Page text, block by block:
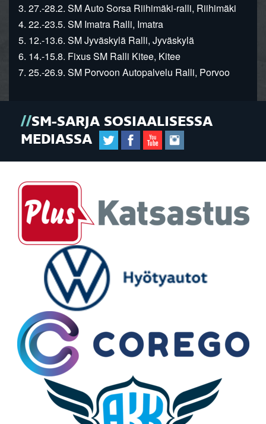
3. 27.-28.2. SM Auto Sorsa Riihimäki-ralli, Riihimäki
4. 22.-23.5. SM Imatra Ralli, Imatra
5. 12.-13.6. SM Jyväskylä Ralli, Jyväskylä
6. 14.-15.8. Fixus SM Ralli Kitee, Kitee
7. 25.-26.9. SM Porvoon Autopalvelu Ralli, Porvoo
SM-SARJA SOSIAALISESSA
MEDIASSA